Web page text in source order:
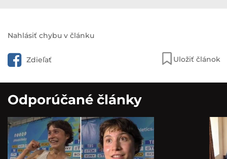
Nahlásiť chybu v článku
Zdieľať Uložiť článok
Odporúčané články